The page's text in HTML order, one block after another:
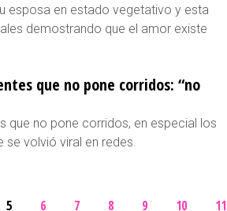
esposa en estado vegetativo y esta
demostrando que el amor existe
que no pone corridos: “no
que no pone corridos, en especial los
se volvió viral en redes.
5 6 7 8 9 10 11